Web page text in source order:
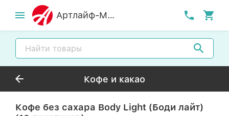
Артлайф-MСК
Кофе и какао
Кофе без сахара Body Light (Боди лайт)